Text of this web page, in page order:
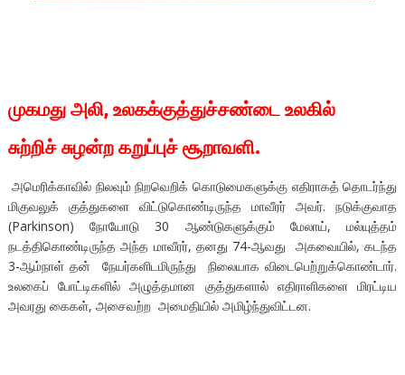
முகமது அலி, உலகக்குத்துச்சண்டை உலகில்
சுற்றிச் சுழன்ற கறுப்புச் சூறாவளி.
அமெரிக்காவில் நிலவும் நிறவெறிக் கொடுமைகளுக்கு எதிராகத் தொடர்ந்து
மிகுவலுக் குத்துகளை விட்டுகொண்டிருந்த மாவீரர் அவர். நடுக்குவாத
(Parkinson) நோயோடு 30 ஆண்டுகளுக்கும் மேலாய், மல்யுத்தம்
நடத்திகொண்டிருந்த அந்த மாவீரர், தனது 74-ஆவது அகவையில், கடந்த
3-ஆம்நாள் தன் நேயர்களிடமிருந்து நிலையாக விடைபெற்றுக்கொண்டார்.
உலகைப் போட்டிகளில் அழுத்தமான குத்துகளால் எதிராளிகளை மிரட்டிய
அவரது கைகள், அசைவற்ற அமைதியில் அமிழ்ந்துவிட்டன.